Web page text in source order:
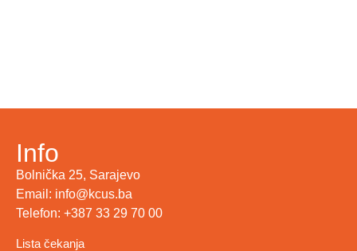
Info
Bolnička 25, Sarajevo
Email: info@kcus.ba
Telefon: +387 33 29 70 00
Lista čekanja